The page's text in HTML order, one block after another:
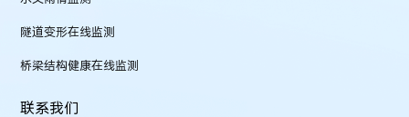
隧道变形在线监测
桥梁结构健康在线监测
联系我们